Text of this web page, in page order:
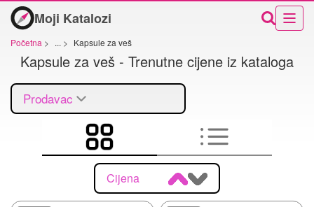
Moji Katalozi
Početna > ... > Kapsule za veš
Kapsule za veš - Trenutne cijene iz kataloga
Prodavac
Cijena